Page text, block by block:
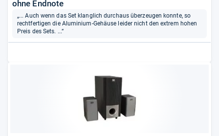
ohne Endnote
„... Auch wenn das Set klanglich durchaus überzeugen konnte, so
rechtfertigen die Aluminium-Gehäuse leider nicht den extrem hohen
Preis des Sets. ...“